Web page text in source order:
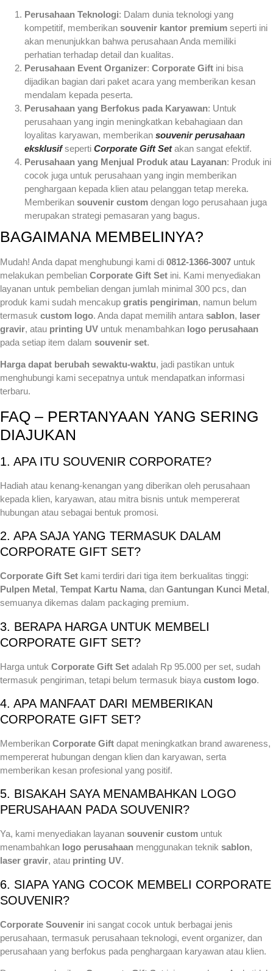
Perusahaan Teknologi: Dalam dunia teknologi yang
kompetitif, memberikan souvenir kantor premium seperti ini
akan menunjukkan bahwa perusahaan Anda memiliki
perhatian terhadap detail dan kualitas.
Perusahaan Event Organizer: Corporate Gift ini bisa
dijadikan bagian dari paket acara yang memberikan kesan
mendalam kepada peserta.
Perusahaan yang Berfokus pada Karyawan: Untuk
perusahaan yang ingin meningkatkan kebahagiaan dan
loyalitas karyawan, memberikan souvenir perusahaan
eksklusifseperti Corporate Gift Setakan sangat efektif.
Perusahaan yang Menjual Produk atau Layanan: Produk ini
cocok juga untuk perusahaan yang ingin memberikan
penghargaan kepada klien atau pelanggan tetap mereka.
Memberikan souvenir custom dengan logo perusahaan juga
merupakan strategi pemasaran yang bagus.
BAGAIMANA MEMBELINYA?
Mudah! Anda dapat menghubungi kami di 0812-1366-3007 untuk
melakukan pembelian Corporate Gift Set ini. Kami menyediakan
layanan untuk pembelian dengan jumlah minimal 300 pcs, dan
produk kami sudah mencakup gratis pengiriman, namun belum
termasuk custom logo. Anda dapat memilih antara sablon, laser
gravir, atau printing UV untuk menambahkan logo perusahaan
pada setiap item dalam souvenir set.
Harga dapat berubah sewaktu-waktu, jadi pastikan untuk
menghubungi kami secepatnya untuk mendapatkan informasi
terbaru.
FAQ – PERTANYAAN YANG SERING
DIAJUKAN
1. APA ITU SOUVENIR CORPORATE?
Hadiah atau kenang-kenangan yang diberikan oleh perusahaan
kepada klien, karyawan, atau mitra bisnis untuk mempererat
hubungan atau sebagai bentuk promosi.
2. APA SAJA YANG TERMASUK DALAM
CORPORATE GIFT SET?
Corporate Gift Set kami terdiri dari tiga item berkualitas tinggi:
Pulpen Metal, Tempat Kartu Nama, dan Gantungan Kunci Metal,
semuanya dikemas dalam packaging premium.
3. BERAPA HARGA UNTUK MEMBELI
CORPORATE GIFT SET?
Harga untuk Corporate Gift Set adalah Rp 95.000 per set, sudah
termasuk pengiriman, tetapi belum termasuk biaya custom logo.
4. APA MANFAAT DARI MEMBERIKAN
CORPORATE GIFT SET?
Memberikan Corporate Gift dapat meningkatkan brand awareness,
mempererat hubungan dengan klien dan karyawan, serta
memberikan kesan profesional yang positif.
5. BISAKAH SAYA MENAMBAHKAN LOGO
PERUSAHAAN PADA SOUVENIR?
Ya, kami menyediakan layanan souvenir custom untuk
menambahkan logo perusahaan menggunakan teknik sablon,
laser gravir, atau printing UV.
6. SIAPA YANG COCOK MEMBELI CORPORATE
SOUVENIR?
Corporate Souvenir ini sangat cocok untuk berbagai jenis
perusahaan, termasuk perusahaan teknologi, event organizer, dan
perusahaan yang berfokus pada penghargaan karyawan atau klien.